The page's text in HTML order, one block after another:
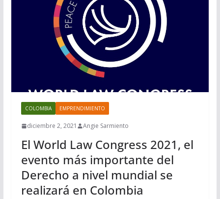
COLOMBIA EMPRENDIMIENTO
diciembre 2, 2021 Angie Sarmiento
El World Law Congress 2021, el
evento más importante del
Derecho a nivel mundial se
realizará en Colombia